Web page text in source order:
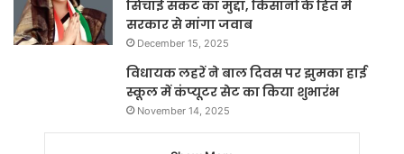
सिंचाई संकट का मुद्दा, किसानों के हित में
सरकार से मांगा जवाब
December 15, 2025
विधायक लहरें ने बाल दिवस पर झुमका हाई
स्कूल में कंप्यूटर सेट का किया शुभारंभ
November 14, 2025